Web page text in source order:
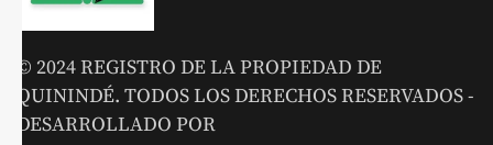
© 2024 REGISTRO DE LA PROPIEDAD DE
QUININDÉ. TODOS LOS DERECHOS RESERVADOS -
DESARROLLADO POR